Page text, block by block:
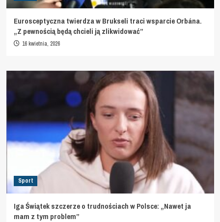
Eurosceptyczna twierdza w Brukseli traci wsparcie Orbána.
„Z pewnością będą chcieli ją zlikwidować”
16 kwietnia, 2026
Sport
Iga Świątek szczerze o trudnościach w Polsce: „Nawet ja
mam z tym problem”